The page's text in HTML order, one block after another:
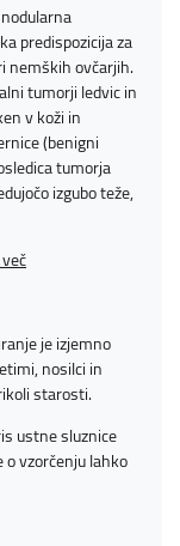
predispozicija za
nemških ovčarjih.
tumorji ledvic in
v koži in
(benigni
tumorja
izgubo teže,
je izjemno
nosilci in
starosti.
ustne sluznice
vzorčenju lahko